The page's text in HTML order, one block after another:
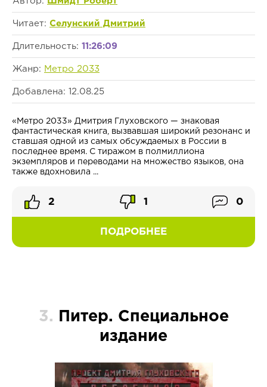
Читает: Селунский Дмитрий
Длительность: 11:26:09
Жанр: Метро 2033
Добавлена: 12.08.25
«Метро 2033» Дмитрия Глуховского — знаковая
фантастическая книга, вызвавшая широкий резонанс и
ставшая одной из самых обсуждаемых в России в
последнее время. С тиражом в полмиллиона
экземпляров и переводами на множество языков, она
также вдохновила ...
ПОДРОБНЕЕ
2 1 0
3.
Питер. Специальное
издание